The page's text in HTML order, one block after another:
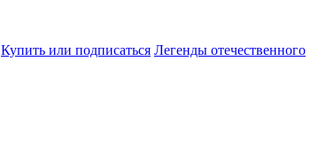
Купить или подписаться Легенды отечественного